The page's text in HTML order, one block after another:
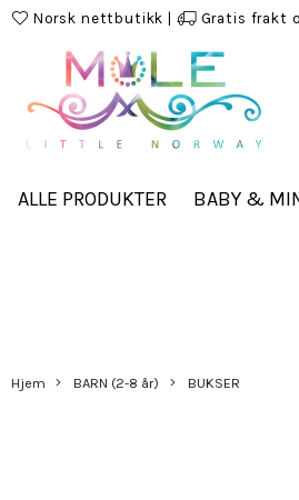
Norsk nettbutikk Gratis frakt
ALLE PRODUKTER BABY &
Hjem BARN (2-8 år) BUKSER